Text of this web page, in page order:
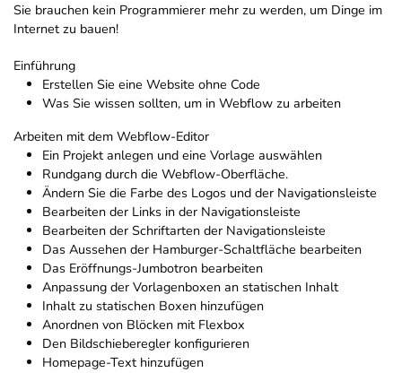
Sie brauchen kein Programmierer mehr zu werden, um Dinge im
Internet zu bauen!
Einführung
Erstellen Sie eine Website ohne Code
Was Sie wissen sollten, um in Webflow zu arbeiten
Arbeiten mit dem Webflow-Editor
Ein Projekt anlegen und eine Vorlage auswählen
Rundgang durch die Webflow-Oberfläche.
Ändern Sie die Farbe des Logos und der Navigationsleiste
Bearbeiten der Links in der Navigationsleiste
Bearbeiten der Schriftarten der Navigationsleiste
Das Aussehen der Hamburger-Schaltfläche bearbeiten
Das Eröffnungs-Jumbotron bearbeiten
Anpassung der Vorlagenboxen an statischen Inhalt
Inhalt zu statischen Boxen hinzufügen
Anordnen von Blöcken mit Flexbox
Den Bildschieberegler konfigurieren
Homepage-Text hinzufügen